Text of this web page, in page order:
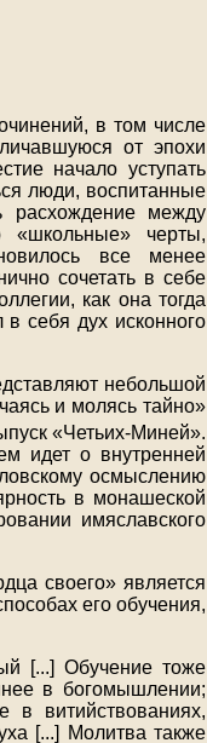
в том числе
от эпохи
начало уступать
люди, воспитанные
расхождение между
«школьные» черты,
все менее
сочетать в себе
как она тогда
себя дух исконного
небольшой
и молясь тайно»
«Четьих-Миней».
идет о внутренней
осмыслению
в монашеской
имяславского
своего» является
его обучения,
[...] Обучение тоже
в богомышлении;
витийствованиях,
[...] Молитва также